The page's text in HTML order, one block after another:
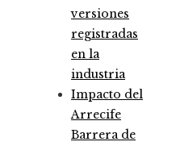
versiones
registradas
en la
industria
Impacto del
Arrecife
Barrera de